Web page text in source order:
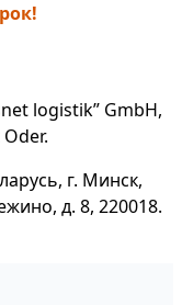
logistik” GmbH,
г. Минск,
д. 8, 220018.